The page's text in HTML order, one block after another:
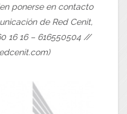
ponerse en contacto
de Red Cenit,
16 16 – 616550504 //
)